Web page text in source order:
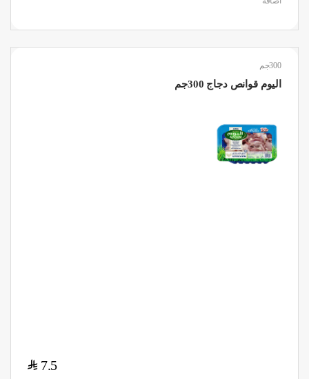
300جم
اليوم قوانص دجاج 300جم
7.5
$